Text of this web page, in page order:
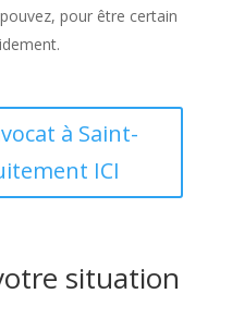
pour être certain
à Saint-
ICI
situation